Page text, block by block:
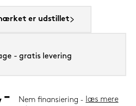
er udstillet
- gratis levering
Nem finansiering læs mere